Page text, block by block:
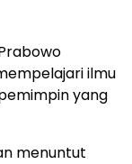
ilmu
yang
menuntut